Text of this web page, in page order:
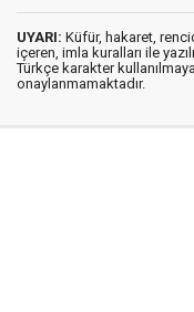
UYARI: Küfür, hakaret,
içeren, imla kuralları ile
Türkçe karakter
onaylanmamaktadır.